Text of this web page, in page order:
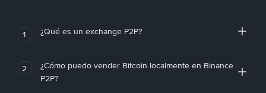
1 ¿Qué es un exchange P2P?
2
¿Cómo puedo vender Bitcoin localmente en Binance
P2P?